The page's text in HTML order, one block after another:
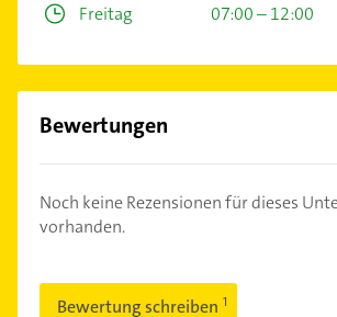
Freitag
07:00 – 12:00
Bewertungen
Noch keine Rezensionen für dieses
vorhanden.
Bewertung schreiben